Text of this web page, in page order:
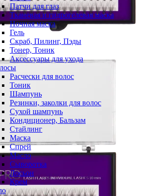
Патчи для глаз
Тканевая и гидрогелевая маска
Ночная маска
Гель
Скраб, Пилинг, Пэды
Тонер, Тоник
Аксессуары для ухода
Расчески для волос
Тоник
Шампунь
Резинки, заколки для волос
Сухой шампунь
Кондиционер, Бальзам
Стайлинг
Маска
Спрей
Масло
Сыворотка
Лосьон
Крем